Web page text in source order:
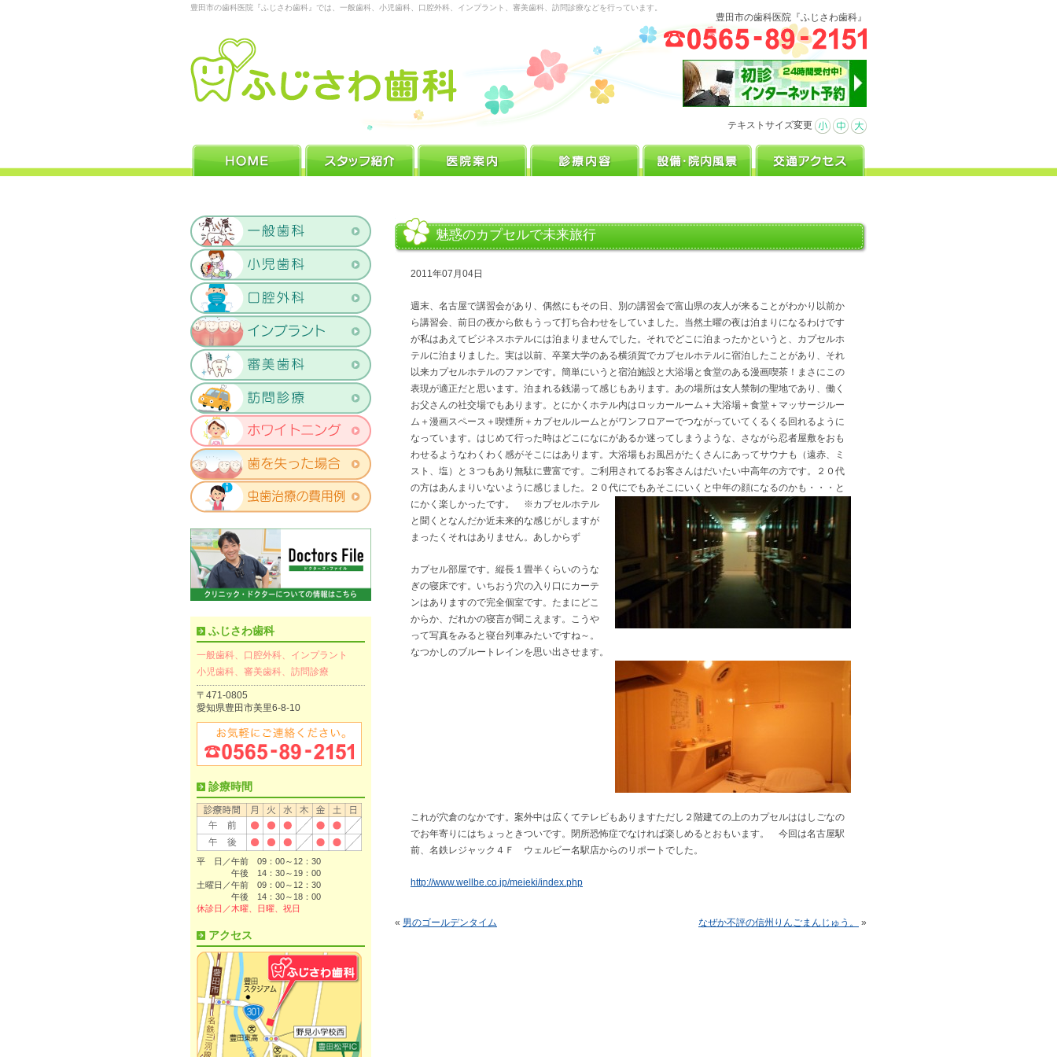
豊田市の歯科医院『ふじさわ歯科』では、一般歯科、小児歯科、口腔外科、インプラント、審美歯科、訪問診療などを行っています。
豊田市の歯科医院『ふじさわ歯科』
テキストサイズ変更
魅惑のカプセルで未来旅行
2011年07月04日
週末、名古屋で講習会があり、偶然にもその日、別の講習会で富山県の友人が来ることがわかり以前か
ら講習会、前日の夜から飲もうって打ち合わせをしていました。当然土曜の夜は泊まりになるわけです
が私はあえてビジネスホテルには泊まりませんでした。それでどこに泊まったかというと、カプセルホ
テルに泊まりました。実は以前、卒業大学のある横須賀でカプセルホテルに宿泊したことがあり、それ
以来カプセルホテルのファンです。簡単にいうと宿泊施設と大浴場と食堂のある漫画喫茶！まさにこの
表現が適正だと思います。泊まれる銭湯って感じもあります。あの場所は女人禁制の聖地であり、働く
お父さんの社交場でもあります。とにかくホテル内はロッカールーム＋大浴場＋食堂＋マッサージルー
ム＋漫画スペース＋喫煙所＋カプセルルームとがワンフロアーでつながっていてくるくる回れるように
なっています。はじめて行った時はどこになにがあるか迷ってしまうような、さながら忍者屋敷をおも
わせるようなわくわく感がそこにはあります。大浴場もお風呂がたくさんにあってサウナも（遠赤、ミ
スト、塩）と３つもあり無駄に豊富です。ご利用されてるお客さんはだいたい中高年の方です。２０代
の方はあんまりいないように感じました。２０代にでもあそこにいくと中年の顔になるのかも・・・と
にかく楽しかったです。 ※カプセルホテル
と聞くとなんだか近未来的な感じがしますが
まったくそれはありません。あしからず
カプセル部屋です。縦長１畳半くらいのうな
ぎの寝床です。いちおう穴の入り口にカーテ
ンはありますので完全個室です。たまにどこ
からか、だれかの寝言が聞こえます。こうや
って写真をみると寝台列車みたいですね～。
なつかしのブルートレインを思い出させます。
これが穴倉のなかです。案外中は広くてテレビもありますただし２階建ての上のカプセルははしごなの
でお年寄りにはちょっときついです。閉所恐怖症でなければ楽しめるとおもいます。 今回は名古屋駅
前、名鉄レジャック４Ｆ ウェルビー名駅店からのリポートでした。
http://www.wellbe.co.jp/meieki/index.php
« 男のゴールデンタイム なぜか不評の信州りんごまんじゅう。 »
ふじさわ歯科
一般歯科、口腔外科、インプラント
小児歯科、審美歯科、訪問診療
〒471-0805
愛知県豊田市美里6-8-10
診療時間
平 日／午前 09：00～12：30
午後 14：30～19：00
土曜日／午前 09：00～12：30
午後 14：30～18：00
休診日／木曜、日曜、祝日
アクセス